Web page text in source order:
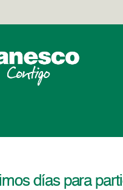
días para